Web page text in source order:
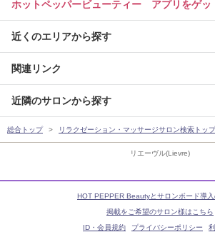
リエーヴル(Lievre)
ホットペッパービューティー アプリをゲッ
近くのエリアから探す
関連リンク
近隣のサロンから探す
総合トップ リラクゼーション・マッサージサロン検索トップ
HOT PEPPER Beautyとサロンボード導入
掲載をご希望のサロン様はこちら
ID・会員規約
プライバシーポリシー